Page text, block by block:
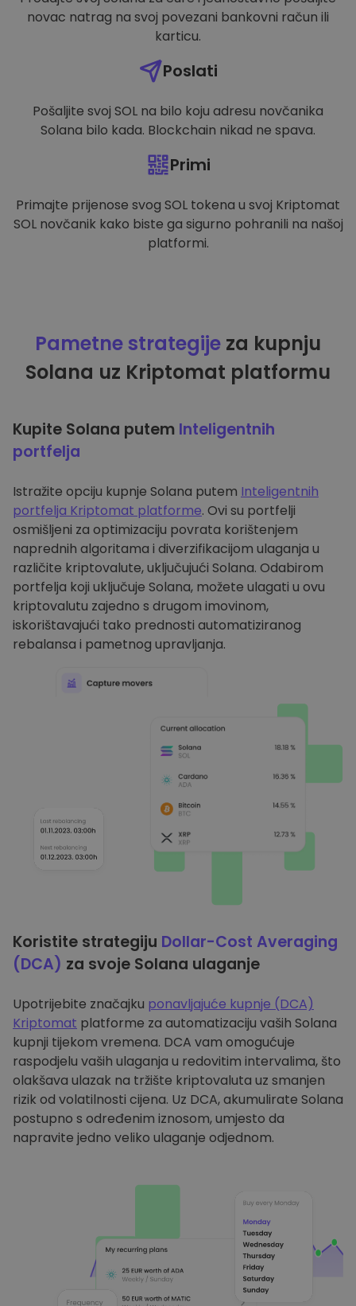
novac natrag na svoj povezani bankovni račun ili
karticu.
Poslati
Pošaljite svoj SOL na bilo koju adresu novčanika
Solana bilo kada. Blockchain nikad ne spava.
Primi
Primajte prijenose svog SOL tokena u svoj Kriptomat
SOL novčanik kako biste ga sigurno pohranili na našoj
platformi.
Pametne strategije za kupnju
Solana uz Kriptomat platformu
Kupite Solana putem Inteligentnih
portfelja
Istražite opciju kupnje Solana putem Inteligentnih
portfelja Kriptomat platforme. Ovi su portfelji
osmišljeni za optimizaciju povrata korištenjem
naprednih algoritama i diverzifikacijom ulaganja u
različite kriptovalute, uključujući Solana. Odabirom
portfelja koji uključuje Solana, možete ulagati u ovu
kriptovalutu zajedno s drugom imovinom,
iskorištavajući tako prednosti automatiziranog
rebalansa i pametnog upravljanja.
Koristite strategiju Dollar-Cost Averaging
(DCA) za svoje Solana ulaganje
Upotrijebite značajku ponavljajuće kupnje (DCA)
Kriptomat platforme za automatizaciju vaših Solana
kupnji tijekom vremena. DCA vam omogućuje
raspodjelu vaših ulaganja u redovitim intervalima, što
olakšava ulazak na tržište kriptovaluta uz smanjen
rizik od volatilnosti cijena. Uz DCA, akumulirate Solana
postupno s određenim iznosom, umjesto da
napravite jedno veliko ulaganje odjednom.